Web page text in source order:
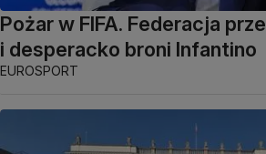
Pożar w FIFA. Federacja
i desperacko broni Infantino
EUROSPORT